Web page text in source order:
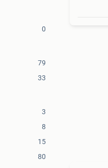
0
79
33
3
8
15
80